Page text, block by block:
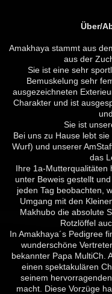
Über/
Amakhaya stammt aus
aus der
Sie ist eine sehr
Bemuskelung sehr
ausgezeichneten
Charakter und ist
Sie ist
Bei uns zu Hause lebt
Wurf) und unserer
das
Ihre 1a-Mutterqualitäten
unter Beweis gestellt
jeden Tag beobachten,
Umgang mit den
Makhubo die absolute
Rotzlöffel
In Amakhaya´s Pedigree
wunderschöne
bekannter Papa MultiCh.
einen spektakulären
seinem
macht. Diese Vorzüge